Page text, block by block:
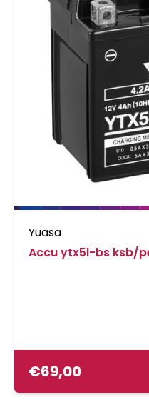
Yuasa
Accu ytx5l-bs
€69,00